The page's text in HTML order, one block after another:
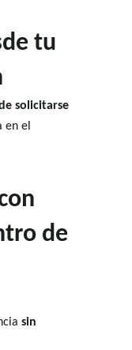
tu
solicitarse
en el
de
sin